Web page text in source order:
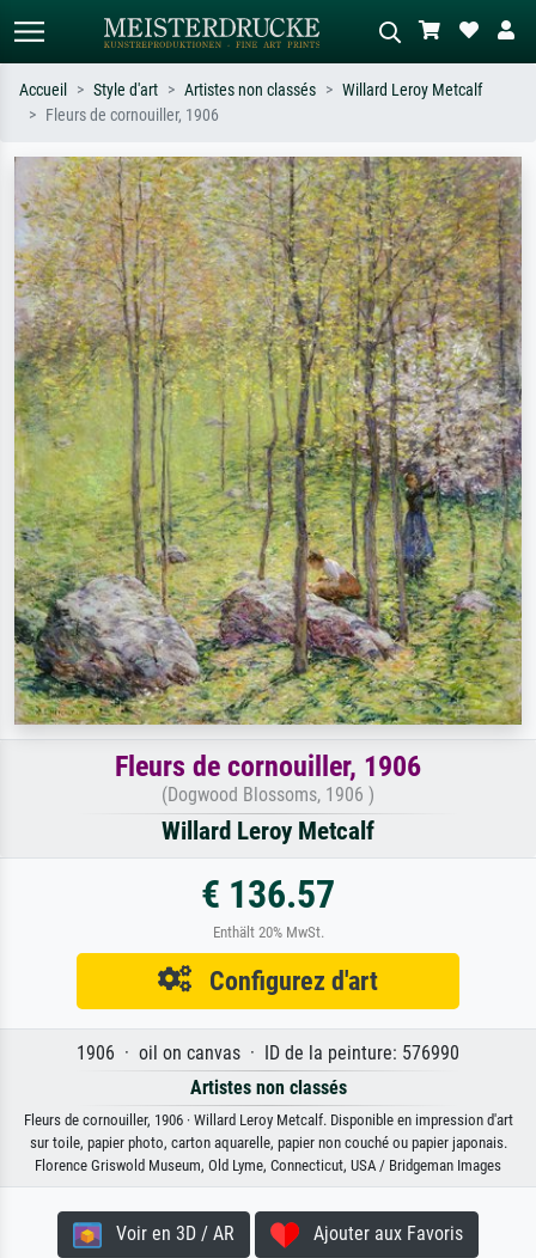
Recherchez par artiste, titre ou style –
ex. Monet, Nuit étoilée,
impressionnisme, vague de Hokusai,
nu.
Décrivez la scène – ex. prairie verte,
abstrait avec beaucoup de rouge,
tableau sombre, nu debout près d'un
arbre.
Accueil Style d'art Artistes non classés
Willard Leroy Metcalf
Fleurs de cornouiller, 1906
Fleurs de cornouiller, 1906
(Dogwood Blossoms, 1906 )
Willard Leroy Metcalf
€ 136.57
Enthält 20% MwSt.
Configurez d'art
1906 · oil on canvas · ID de la peinture: 576990
Artistes non classés
Fleurs de cornouiller, 1906 · Willard Leroy Metcalf. Disponible en impression d'art
sur toile, papier photo, carton aquarelle, papier non couché ou papier japonais.
Florence Griswold Museum, Old Lyme, Connecticut, USA / Bridgeman Images
Voir en 3D / AR Ajouter aux Favoris